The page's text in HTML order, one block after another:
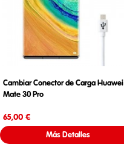
Cambiar Conector de Carga Huawei
Mate 30 Pro
65,00 €
Más Detalles